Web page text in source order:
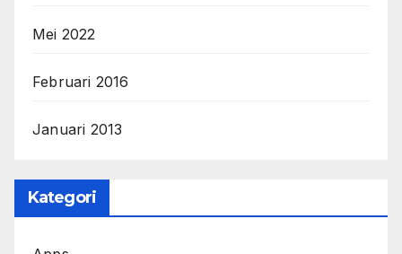
Mei 2022
Februari 2016
Januari 2013
Kategori